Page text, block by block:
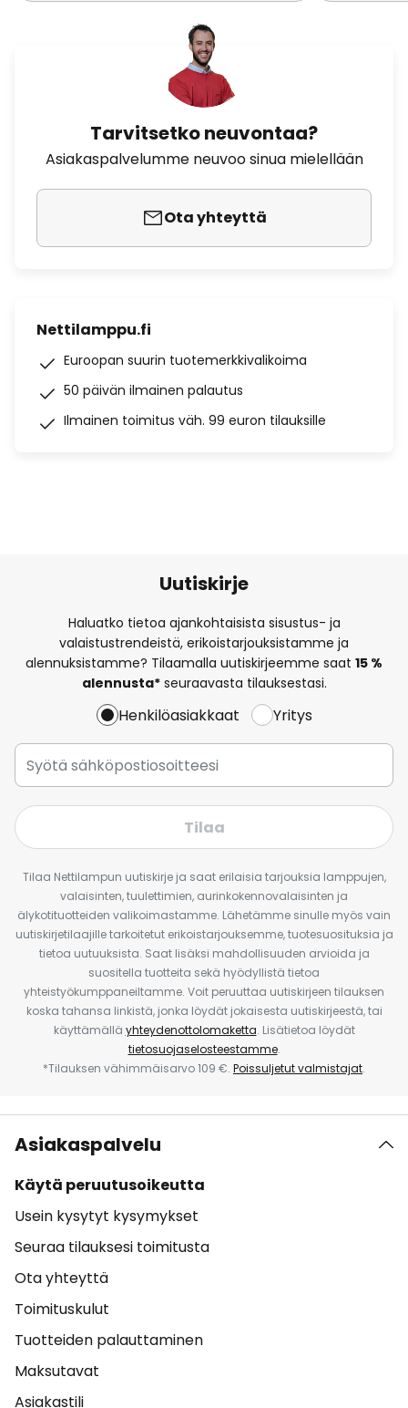
Tarvitsetko neuvontaa?
Asiakaspalvelumme neuvoo sinua mielellään
Ota yhteyttä
Nettilamppu.fi
Euroopan suurin tuotemerkkivalikoima
50 päivän ilmainen palautus
Ilmainen toimitus väh. 99 euron tilauksille
Uutiskirje
Haluatko tietoa ajankohtaisista sisustus- ja
valaistustrendeistä, erikoistarjouksistamme ja
alennuksistamme? Tilaamalla uutiskirjeemme saat 15 %
alennusta*seuraavasta tilauksestasi.
Henkilöasiakkaat Yritys
Tilaa
Tilaa Nettilampun uutiskirje ja saat erilaisia tarjouksia lamppujen,
valaisinten, tuulettimien, aurinkokennovalaisinten ja
älykotituotteiden valikoimastamme. Lähetämme sinulle myös vain
uutiskirjetilaajille tarkoitetut erikoistarjouksemme, tuotesuosituksia ja
tietoa uutuuksista. Saat lisäksi mahdollisuuden arvioida ja
suositella tuotteita sekä hyödyllistä tietoa
yhteistyökumppaneiltamme. Voit peruuttaa uutiskirjeen tilauksen
koska tahansa linkistä, jonka löydät jokaisesta uutiskirjeestä, tai
käyttämällä yhteydenottolomaketta. Lisätietoa löydät
tietosuojaselosteestamme.
*Tilauksen vähimmäisarvo 109 €. Poissuljetut valmistajat.
Asiakaspalvelu
Käytä peruutusoikeutta
Usein kysytyt kysymykset
Seuraa tilauksesi toimitusta
Ota yhteyttä
Toimituskulut
Tuotteiden palauttaminen
Maksutavat
Asiakastili